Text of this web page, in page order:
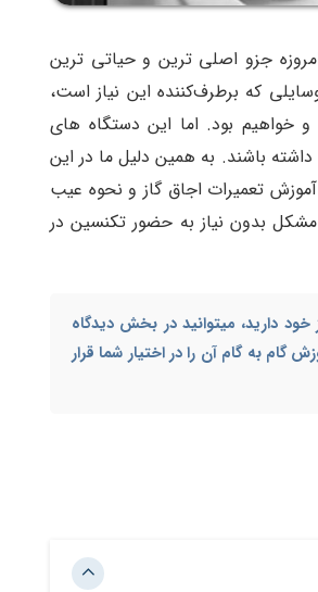
جزو اصلی ترین و حیاتی ترین
که برطرف‌کننده این نیاز است،
و خواهیم بود. اما این دستگاه های
باشند. به همین دلیل ما در این
تعمیرات اجاق گاز و نحوه عیب
مشکل بدون نیاز به حضور تکنسین در
خود دارید، میتوانید در بخش دیدگاه
گام به گام آن را در اختیار شما قرار